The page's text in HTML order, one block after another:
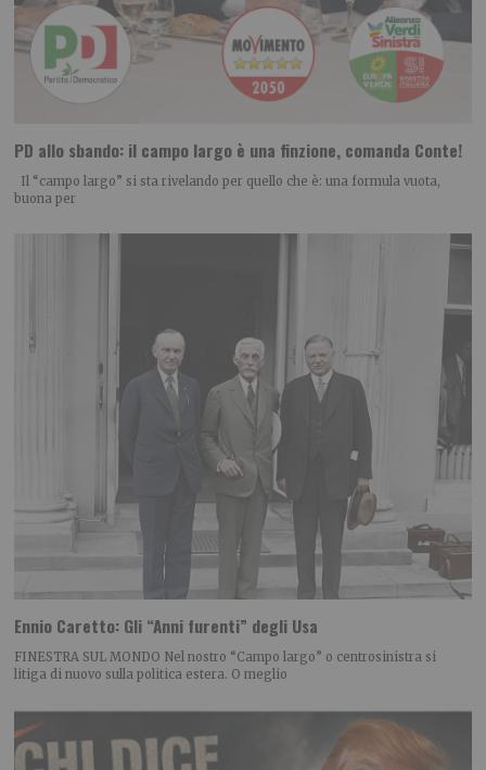
PD allo sbando: il campo largo è una finzione, comanda Conte!
Il “campo largo” si sta rivelando per quello che è: una formula vuota,
buona per
Ennio Caretto: Gli “Anni furenti” degli Usa
FINESTRA SUL MONDO Nel nostro “Campo largo” o centrosinistra si
litiga di nuovo sulla politica estera. O meglio